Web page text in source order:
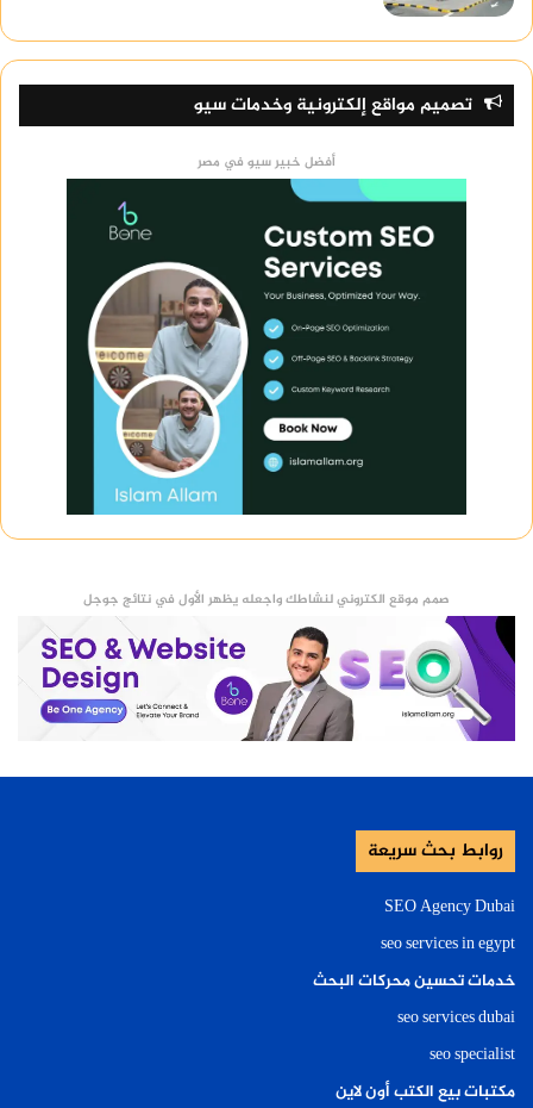
تصميم مواقع إلكترونية وخدمات سيو
أفضل خبير سيو في مصر
صمم موقع الكتروني لنشاطك واجعله يظهر الأول في نتائج جوجل
روابط بحث سريعة
SEO Agency Dubai
seo services in egypt
خدمات تحسين محركات البحث
seo services dubai
seo specialist
مكتبات بيع الكتب أون لاين